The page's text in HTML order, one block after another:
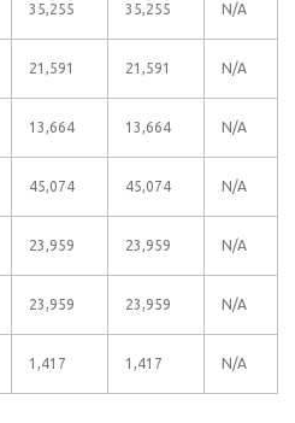
35,255 35,255 N/A
21,591 21,591 N/A
13,664 13,664 N/A
45,074 45,074 N/A
23,959 23,959 N/A
23,959 23,959 N/A
1,417 1,417 N/A